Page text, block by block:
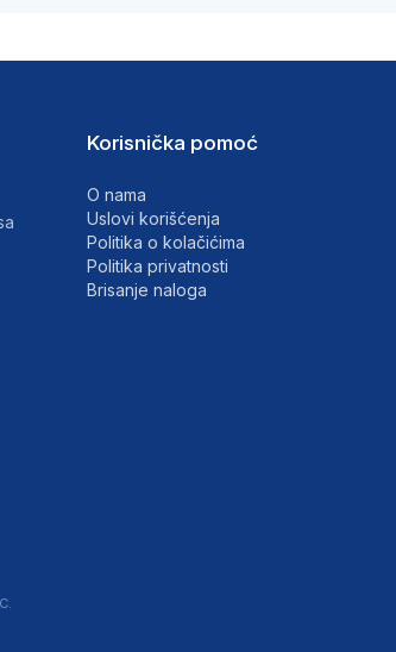
Korisnička pomoć
O nama
Uslovi korišćenja
Politika o kolačićima
Politika privatnosti
Brisanje naloga